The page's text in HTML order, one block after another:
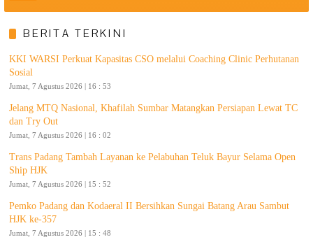
BERITA TERKINI
KKI WARSI Perkuat Kapasitas CSO melalui Coaching Clinic Perhutanan
Sosial
Jumat, 7 Agustus 2026 | 16 : 53
Jelang MTQ Nasional, Khafilah Sumbar Matangkan Persiapan Lewat TC
dan Try Out
Jumat, 7 Agustus 2026 | 16 : 02
Trans Padang Tambah Layanan ke Pelabuhan Teluk Bayur Selama Open
Ship HJK
Jumat, 7 Agustus 2026 | 15 : 52
Pemko Padang dan Kodaeral II Bersihkan Sungai Batang Arau Sambut
HJK ke-357
Jumat, 7 Agustus 2026 | 15 : 48